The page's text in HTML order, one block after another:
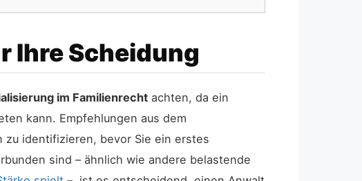
Ihre Scheidung
im Familienrecht achten, da ein
kann. Empfehlungen aus dem
identifizieren, bevor Sie ein erstes
sind – ähnlich wie andere belastende